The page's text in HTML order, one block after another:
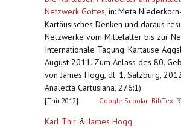
Netzwerk Gottes, in: Meta
Kartäusisches Denken und daraus
Netzwerke vom Mittelalter bis zur
Internationale Tagung: Kartause
August 2011. Zum Anlass des 80.
von James Hogg, dl. 1, Salzburg,
Analecta Cartusiana, 276:1)
[Thir 2012] Google Scholar BibTex
Karl Thir & James Hogg